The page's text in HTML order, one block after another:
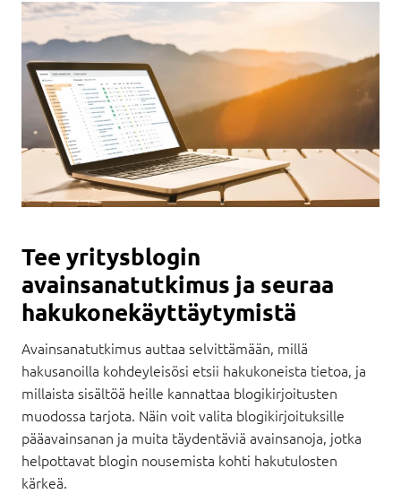
Tee yritysblogin
avainsanatutkimus ja seuraa
hakukonekäyttäytymistä
Avainsanatutkimus auttaa selvittämään, millä
hakusanoilla kohdeyleisösi etsii hakukoneista tietoa, ja
millaista sisältöä heille kannattaa blogikirjoitusten
muodossa tarjota. Näin voit valita blogikirjoituksille
pääavainsanan ja muita täydentäviä avainsanoja, jotka
helpottavat blogin nousemista kohti hakutulosten
kärkeä.